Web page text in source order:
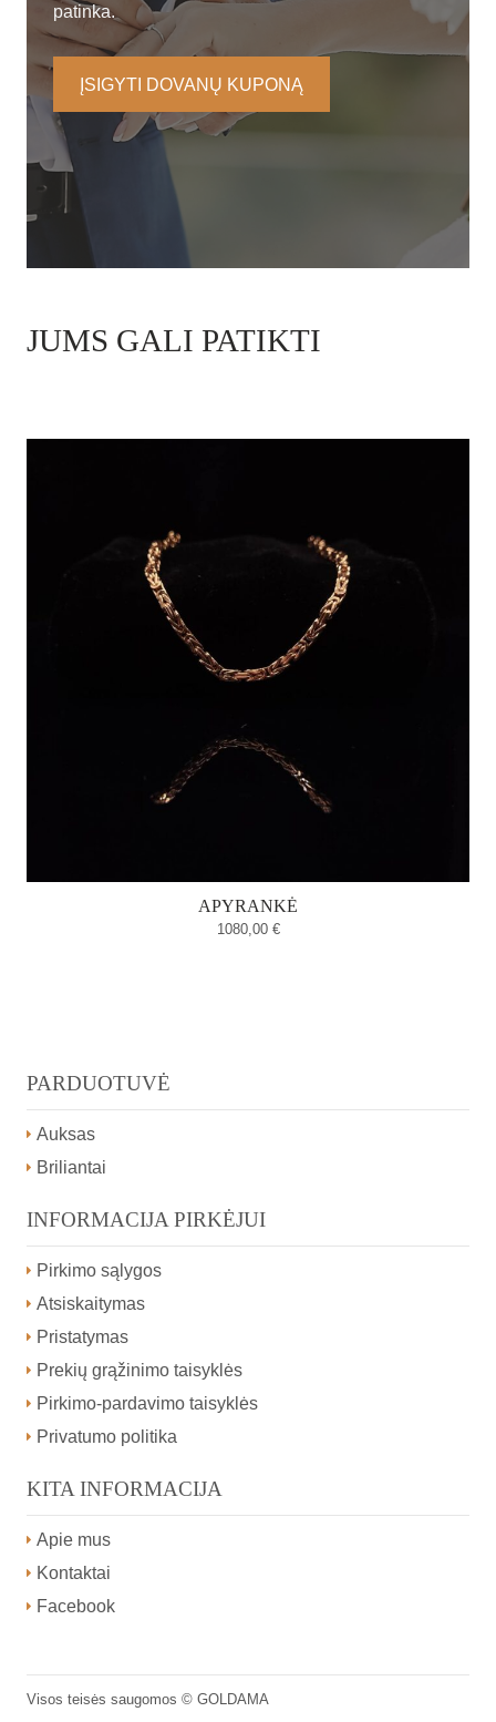
patinka.
ĮSIGYTI DOVANŲ KUPONĄ
JUMS GALI PATIKTI
APYRANKĖ
1080,00 €
PARDUOTUVĖ
Auksas
Briliantai
INFORMACIJA PIRKĖJUI
Pirkimo sąlygos
Atsiskaitymas
Pristatymas
Prekių grąžinimo taisyklės
Pirkimo-pardavimo taisyklės
Privatumo politika
KITA INFORMACIJA
Apie mus
Kontaktai
Facebook
Visos teisės saugomos © GOLDAMA